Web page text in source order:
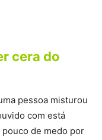
cera do
pessoa misturou
com está
de medo por